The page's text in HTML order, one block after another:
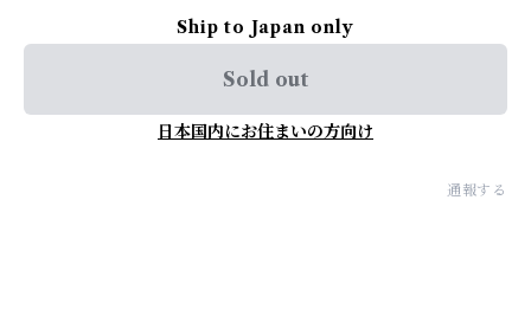
Ship to Japan only
Sold out
日本国内にお住まいの方向け
通報する